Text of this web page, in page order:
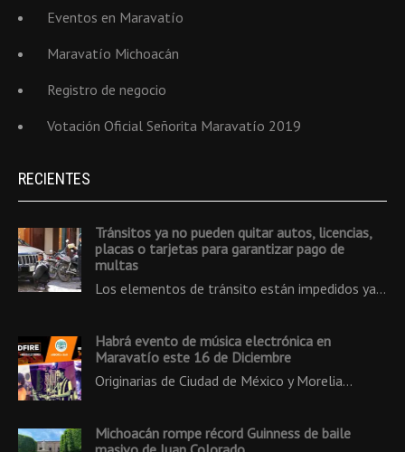
Eventos en Maravatío
Maravatío Michoacán
Registro de negocio
Votación Oficial Señorita Maravatío 2019
RECIENTES
Tránsitos ya no pueden quitar autos, licencias,
placas o tarjetas para garantizar pago de
multas
Los elementos de tránsito están impedidos ya…
Habrá evento de música electrónica en
Maravatío este 16 de Diciembre
Originarias de Ciudad de México y Morelia…
Michoacán rompe récord Guinness de baile